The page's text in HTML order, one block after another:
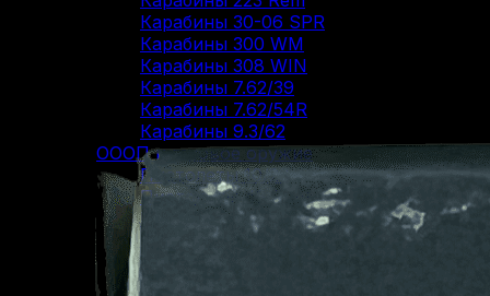
Карабины 30-06 SPR
Карабины 300 WM
Карабины 308 WIN
Карабины 7.62/39
Карабины 7.62/54R
Карабины 9.3/62
ОООП и газовое оружие
Пистолеты 10/28
Пистолеты 45 Rubber
Пистолеты 9 Р.А.
Пистолеты Grand Power
Пистолеты Streamer
Пистолеты Гроза